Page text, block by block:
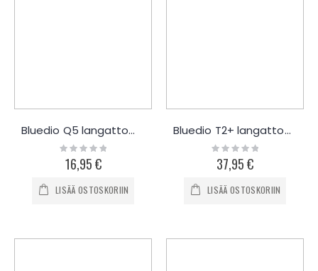
Bluedio Q5 langattomat kuulokkeet
Rating:
0%
16,95 €
LISÄÄ OSTOSKORIIN
Bluedio T2+ langattomat kuulokkeet
Rating:
0%
37,95 €
LISÄÄ OSTOSKORIIN